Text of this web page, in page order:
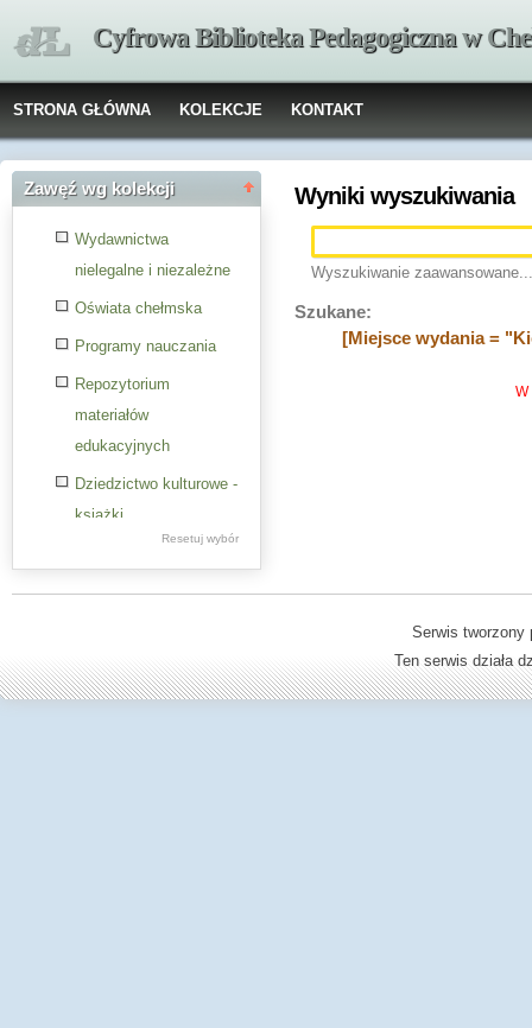
Cyfrowa Biblioteka Pedagogiczna w
STRONA GŁÓWNA KOLEKCJE KONTAKT
Zawęź wg kolekcji
Wydawnictwa
nielegalne i niezależne
Oświata chełmska
Programy nauczania
Repozytorium
materiałów
edukacyjnych
Dziedzictwo kulturowe -
książki
Resetuj wybór
Wyniki wyszukiwania
Wyszukiwanie zaawansowane...
Szukane:
[Miejsce wydania =
W
Serwis
Ten serwis działa